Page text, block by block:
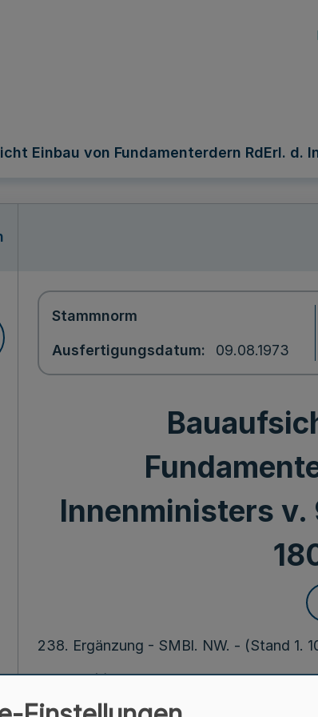
Einbau von Fundamenterdern RdErl. d.
Stammnorm
Ausfertigungsdatum 09.08.1973
Innenministers
238. Ergänzung - SMBl. NW. - (Stand 1.
9. 8. 73 (1)